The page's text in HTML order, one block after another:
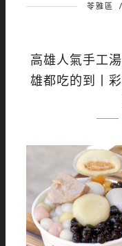
苓雅區 /
高雄人氣手工
雄都吃的到丨